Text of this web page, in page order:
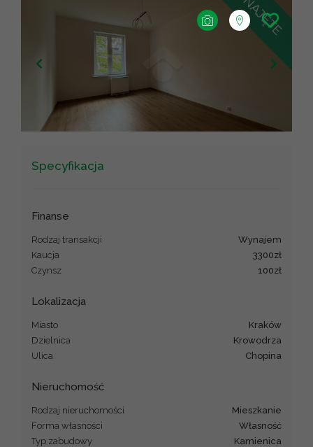
contributors ©CARTO
Specyfikacja
Finanse
Rodzaj transakcji
wynajem
Kaucja
3300zł
Czynsz
100zł
Lokalizacja
Miasto
Kraków
Dzielnica
Krowodrza
Ulica
Chopina
Nieruchomość
Rodzaj nieruchomości
mieszkanie
Forma własności
Własność
Typ zabudowy
kamienica